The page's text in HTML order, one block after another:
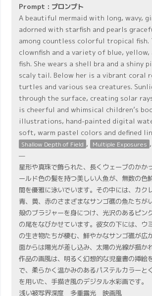
Prompt : プロンプト
A beautiful mermaid with long, wavy,
adorned with starfish and pearls
among countless colorful tropical fish.
clownfish and a variety of blue, yellow,
fish. She wears a shell bra and a shiny
scaly tail. Below her is a vibrant coral
turtles and various sea creatures.
through the surface, creating solar
is cheerful and whimsical children’s
illustrations, hand-painted digital
soft, warm pastel colors and defined
Shallow Depth of Field , Multiple Exposures ,
—
星形や真珠で飾られた、長くウェーブのかか
ールド色の髪を持つ美しい人魚が、無数の色
間を優雅に泳いでいます。その中には、カク
青、黄、赤のさまざまなサンゴ礁の魚たちが
殻のブラジャーを身につけ、光沢のあるピン
の尾をなびかせています。彼女の下には、ウ
の生き物たちが棲む、鮮やかなサンゴ礁が広
面からは陽光が差し込み、太陽の光線が描か
作品の画風は、明るく幻想的な児童書の挿絵
で、柔らかく温かみのあるパステルカラーと
を用いた、手描き風のデジタル水彩画です。
浅い被写界深度 多重露光 映画風